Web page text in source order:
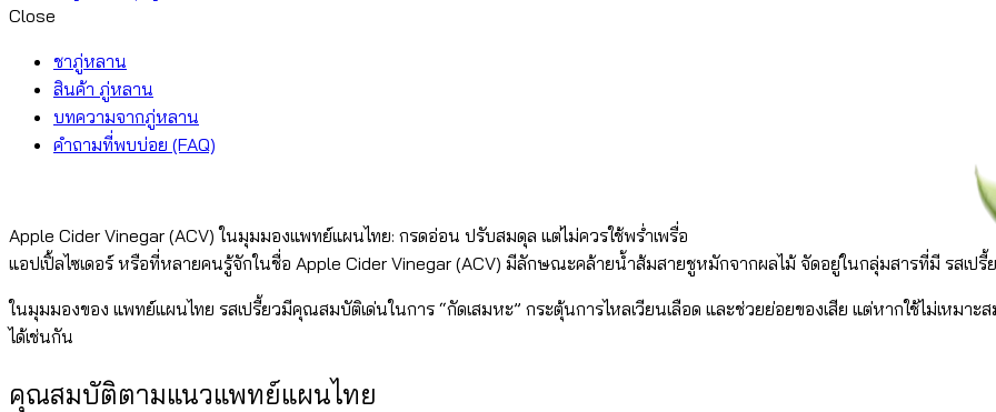
Close
ชาภู่หลาน
สินค้า ภู่หลาน
บทความจากภู่หลาน
คำถามที่พบบ่อย (FAQ)
Apple Cider Vinegar (ACV) ในมุมมองแพทย์แผนไทย: กรดอ่อน ปรับสมดุล แต่ไม่ควรใช้พร่ำเพรื่อ
แอปเปิ้ลไซเดอร์ หรือที่หลายคนรู้จักในชื่อ Apple Cider Vinegar (ACV) มีลักษณะคล้ายน้ำส้มสายชูหมักจากผลไม้ จัดอยู่ในกลุ่มสารที่มี รสเปรี้
ในมุมมองของ แพทย์แผนไทย รสเปรี้ยวมีคุณสมบัติเด่นในการ “กัดเสมหะ” กระตุ้นการไหลเวียนเลือด และช่วยย่อยของเสีย แต่หากใช้ไม่เหมาะ
ได้เช่นกัน
คุณสมบัติตามแนวแพทย์แผนไทย